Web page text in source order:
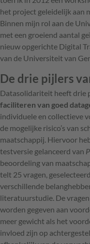
het project geleidelijk aan
Binnen mijn rol aan de
met een groeiend aantal
nieuw opgerichte Digital
van de Universiteit van
De drie pijlers
Datasolidariteit heeft drie
faciliteren van goed
individuele en collectieve
de mogelijke risico’s van
maatschappij. Hiervoor
testversie gelanceerd van
beoordeling van
telt 25 vragen,
verschillende
literatuurstudie. De
worden gegeven aan
meer gewicht als het
invloed zijn op